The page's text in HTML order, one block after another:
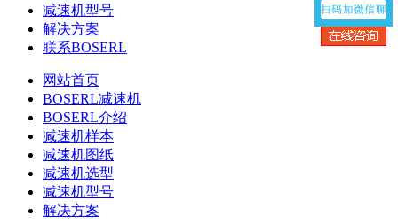
减速机型号
解决方案
联系BOSERL
网站首页
BOSERL减速机
BOSERL介绍
减速机样本
减速机图纸
减速机选型
减速机型号
解决方案